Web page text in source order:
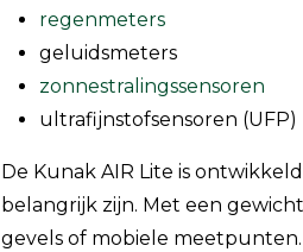
regenmeters
geluidsmeters
zonnestralingssensoren
ultrafijnstofsensoren (UFP)
De Kunak AIR Lite is
belangrijk zijn. Met een
gevels of mobiele